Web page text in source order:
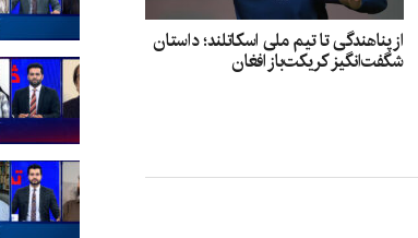
از پناهندگی تا تیم ملی اسکاتلند؛ داستان
شگفت‌انگیز کریکت‌باز افغان